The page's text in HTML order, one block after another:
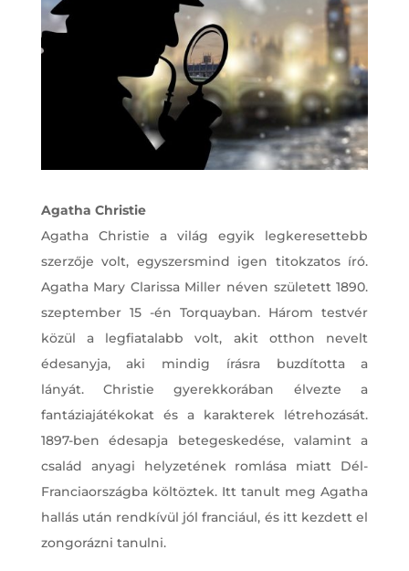
Agatha Christie
Agatha Christie a világ egyik legkeresettebb
szerzője volt, egyszersmind igen titokzatos író.
Agatha Mary Clarissa Miller néven született 1890.
szeptember 15 -én Torquayban. Három testvér
közül a legfiatalabb volt, akit otthon nevelt
édesanyja, aki mindig írásra buzdította a
lányát. Christie gyerekkorában élvezte a
fantáziajátékokat és a karakterek létrehozását.
1897-ben édesapja betegeskedése, valamint a
család anyagi helyzetének romlása miatt Dél-
Franciaországba költöztek. Itt tanult meg Agatha
hallás után rendkívül jól franciául, és itt kezdett el
zongorázni tanulni.